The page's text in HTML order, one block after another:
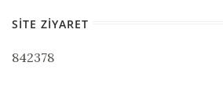
SITE ZIYARET
842378